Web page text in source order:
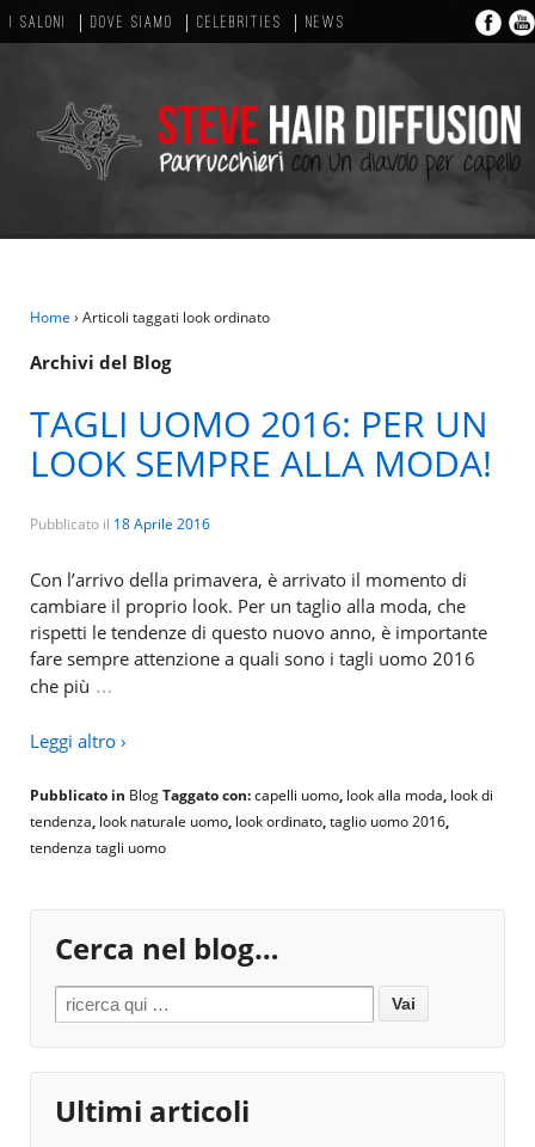
I SALONI DOVE SIAMO CELEBRITIES NEWS
Home › Articoli taggati look ordinato
Archivi del Blog
TAGLI UOMO 2016: PER UN
LOOK SEMPRE ALLA MODA!
Pubblicato il 18 Aprile 2016
Con l’arrivo della primavera, è arrivato il momento di
cambiare il proprio look. Per un taglio alla moda, che
rispetti le tendenze di questo nuovo anno, è importante
fare sempre attenzione a quali sono i tagli uomo 2016
che più …
Leggi altro ›
Pubblicato in BlogTaggato con:capelli uomo, look alla moda, look di
tendenza, look naturale uomo, look ordinato,taglio uomo 2016,
tendenza tagli uomo
Cerca nel blog…
Search for:
Ultimi articoli